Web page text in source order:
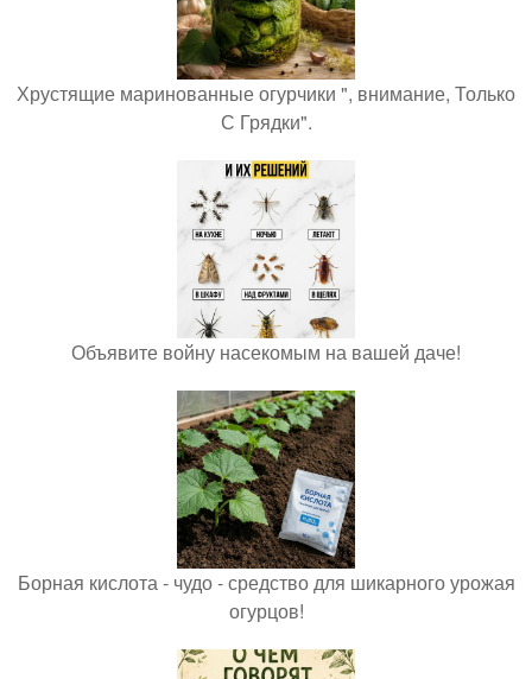
Хрустящие маринованные огурчики ", внимание, Только
С Грядки".
Объявите войну насекомым на вашей даче!
Борная кислота - чудо - средство для шикарного урожая
огурцов!